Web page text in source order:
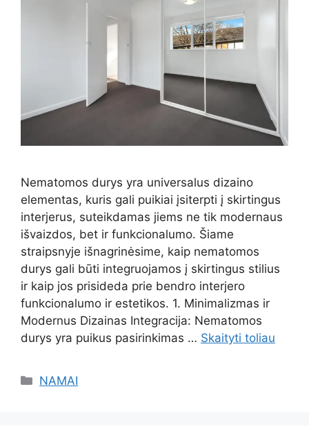
Nematomos durys yra universalus dizaino
elementas, kuris gali puikiai įsiterpti į skirtingus
interjerus, suteikdamas jiems ne tik modernaus
išvaizdos, bet ir funkcionalumo. Šiame
straipsnyje išnagrinėsime, kaip nematomos
durys gali būti integruojamos į skirtingus stilius
ir kaip jos prisideda prie bendro interjero
funkcionalumo ir estetikos. 1. Minimalizmas ir
Modernus Dizainas Integracija: Nematomos
durys yra puikus pasirinkimas … Skaityti toliau
Kategorijos
NAMAI